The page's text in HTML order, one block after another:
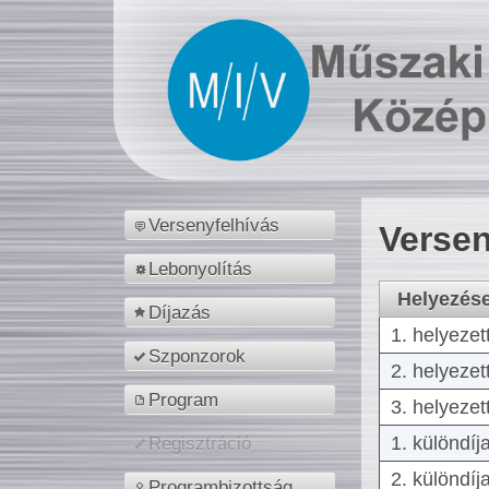
Versenyfelhívás
Lebonyolítás
Díjazás
Szponzorok
Program
Regisztráció
1.
2.
3.
1.
2.